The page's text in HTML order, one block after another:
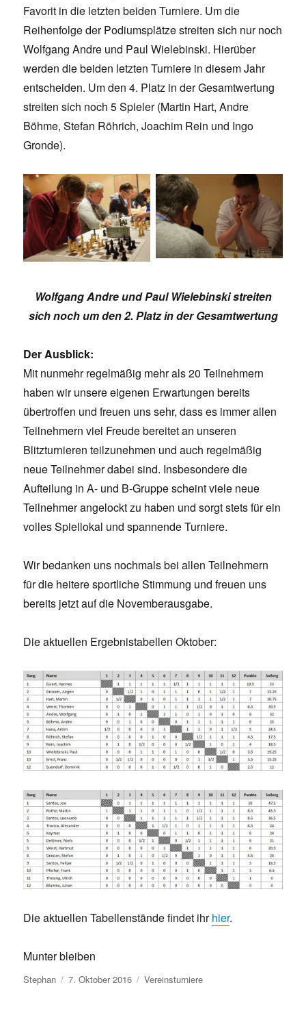
Favorit in die letzten beiden Turniere. Um die
Reihenfolge der Podiumsplätze streiten sich nur noch
Wolfgang Andre und Paul Wielebinski. Hierüber
werden die beiden letzten Turniere in diesem Jahr
entscheiden. Um den 4. Platz in der Gesamtwertung
streiten sich noch 5 Spieler (Martin Hart, Andre
Böhme, Stefan Röhrich, Joachim Rein und Ingo
Gronde).
Wolfgang Andre und Paul Wielebinski streiten
sich noch um den 2. Platz in der Gesamtwertung
Der Ausblick:
Mit nunmehr regelmäßig mehr als 20 Teilnehmern
haben wir unsere eigenen Erwartungen bereits
übertroffen und freuen uns sehr, dass es immer allen
Teilnehmern viel Freude bereitet an unseren
Blitzturnieren teilzunehmen und auch regelmäßig
neue Teilnehmer dabei sind. Insbesondere die
Aufteilung in A- und B-Gruppe scheint viele neue
Teilnehmer angelockt zu haben und sorgt stets für ein
volles Spiellokal und spannende Turniere.
Wir bedanken uns nochmals bei allen Teilnehmern
für die heitere sportliche Stimmung und freuen uns
bereits jetzt auf die Novemberausgabe.
Die aktuellen Ergebnistabellen Oktober:
Die aktuellen Tabellenstände findet ihrhier.
Munter bleiben
Autor
Stephan Veröffentlicht
7. Oktober 2016 Kategorien
Vereinsturniere